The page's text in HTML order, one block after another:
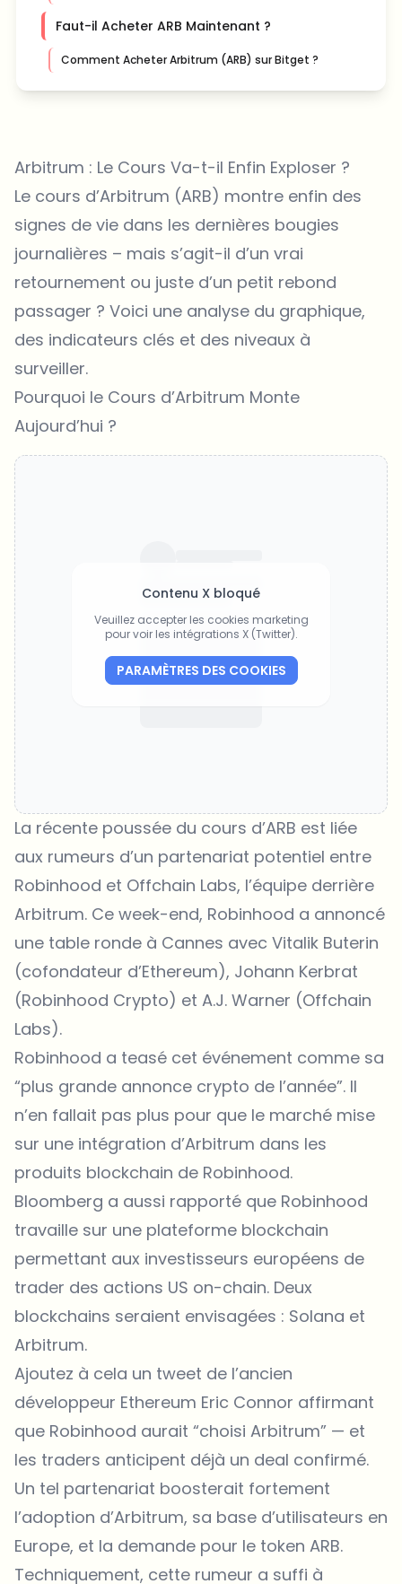
Faut-il Acheter ARB Maintenant ?
Comment Acheter Arbitrum (ARB) sur Bitget ?
Arbitrum : Le Cours Va-t-il Enfin Exploser ?
Le cours d’Arbitrum (ARB) montre enfin des
signes de vie dans les dernières bougies
journalières – mais s’agit-il d’un vrai
retournement ou juste d’un petit rebond
passager ? Voici une analyse du graphique,
des indicateurs clés et des niveaux à
surveiller.
Pourquoi le Cours d’Arbitrum Monte
Aujourd’hui ?
Contenu X bloqué
Veuillez accepter les cookies marketing
pour voir les intégrations X (Twitter).
PARAMÈTRES DES COOKIES
La récente poussée du cours d’ARB est liée
aux rumeurs d’un partenariat potentiel entre
Robinhood et Offchain Labs, l’équipe derrière
Arbitrum. Ce week-end, Robinhood a annoncé
une table ronde à Cannes avec Vitalik Buterin
(cofondateur d’Ethereum), Johann Kerbrat
(Robinhood Crypto) et A.J. Warner (Offchain
Labs).
Robinhood a teasé cet événement comme sa
“plus grande annonce crypto de l’année”. Il
n’en fallait pas plus pour que le marché mise
sur une intégration d’Arbitrum dans les
produits blockchain de Robinhood.
Bloomberg a aussi rapporté que Robinhood
travaille sur une plateforme blockchain
permettant aux investisseurs européens de
trader des actions US on-chain. Deux
blockchains seraient envisagées : Solana et
Arbitrum.
Ajoutez à cela un tweet de l’ancien
développeur Ethereum Eric Connor affirmant
que Robinhood aurait “choisi Arbitrum” — et
les traders anticipent déjà un deal confirmé.
Un tel partenariat boosterait fortement
l’adoption d’Arbitrum, sa base d’utilisateurs en
Europe, et la demande pour le token ARB.
Techniquement, cette rumeur a suffi à